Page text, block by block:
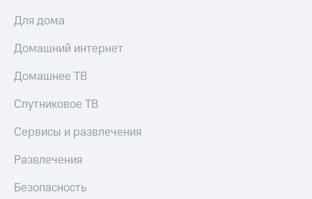
Для дома
Домашний интернет
Домашнее ТВ
Спутниковое ТВ
Сервисы и развлечения
Развлечения
Безопасность